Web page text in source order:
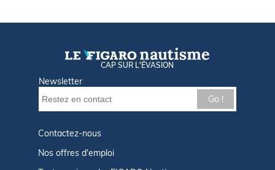
CAP SUR L'ÉVASION
Newsletter
Go !
Contactez-nous
Nos offres d'emploi